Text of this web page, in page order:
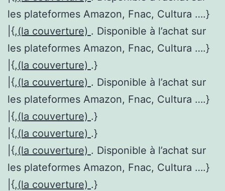
les plateformes Amazon, Fnac, Cultura ….}
|{,(la couverture) . Disponible à l’achat sur
les plateformes Amazon, Fnac, Cultura ….}
|{,(la couverture) .}
|{,(la couverture) . Disponible à l’achat sur
les plateformes Amazon, Fnac, Cultura ….}
|{,(la couverture) .}
|{,(la couverture) .}
|{,(la couverture) . Disponible à l’achat sur
les plateformes Amazon, Fnac, Cultura ….}
|{,(la couverture) .}